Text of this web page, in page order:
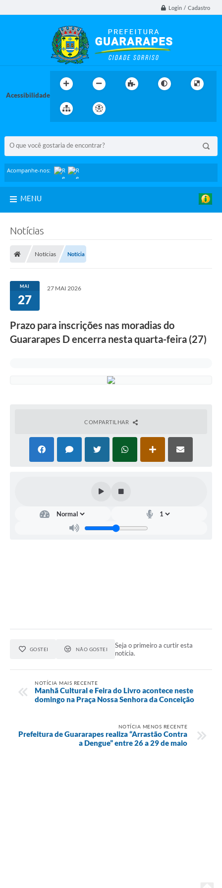
Login / Cadastro
Acessibilidade
Acompanhe-nos:
MENU
Notícias
Notícias Notícia
MAI
27
27 MAI 2026
Prazo para inscrições nas moradias do
Guararapes D encerra nesta quarta-feira (27)
COMPARTILHAR
GOSTEI NÃO GOSTEI
Seja o primeiro a curtir esta
notícia.
NOTÍCIA MAIS RECENTE
Manhã Cultural e Feira do Livro acontece neste
domingo na Praça Nossa Senhora da Conceição
NOTÍCIA MENOS RECENTE
Prefeitura de Guararapes realiza “Arrastão Contra
a Dengue” entre 26 a 29 de maio